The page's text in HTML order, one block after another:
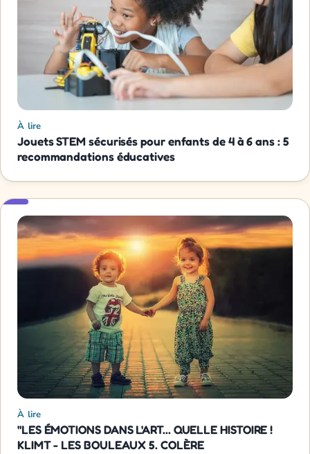
À lire
Jouets STEM sécurisés pour enfants de 4 à 6 ans : 5
recommandations éducatives
À lire
"LES ÉMOTIONS DANS L'ART... QUELLE HISTOIRE !
KLIMT - LES BOULEAUX 5. COLÈRE